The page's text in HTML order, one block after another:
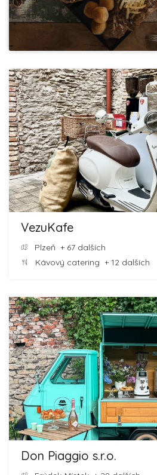
VezuKafe
Plzeň + 67 dalších
Kávový catering + 12 dalších
Don Piaggio s.r.o.